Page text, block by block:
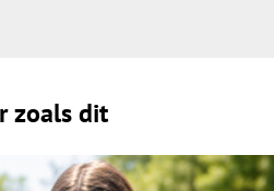
zoals dit